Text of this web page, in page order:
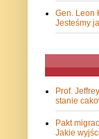
Gen. Leon
Jesteśmy
Prof.
stanie
Pakt
Jakie